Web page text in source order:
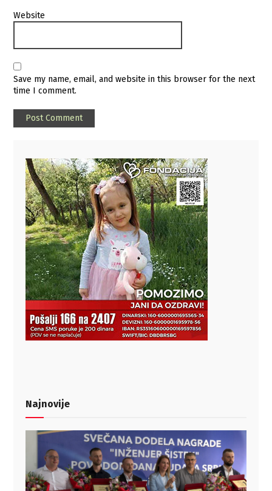
Website
Save my name, email, and website in this browser for the next
time I comment.
Najnovije